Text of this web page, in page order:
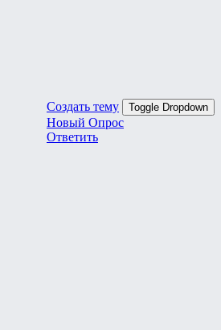
Создать тему Toggle Dropdown
Новый Опрос
Ответить